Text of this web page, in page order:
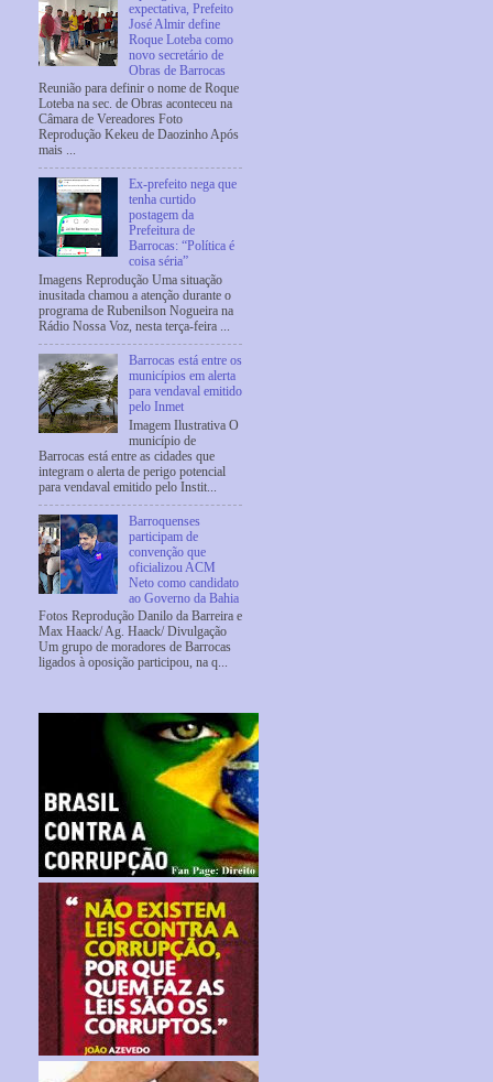
expectativa, Prefeito
José Almir define
Roque Loteba como
novo secretário de
Obras de Barrocas
Reunião para definir o nome de Roque
Loteba na sec. de Obras aconteceu na
Câmara de Vereadores Foto
Reprodução Kekeu de Daozinho Após
mais ...
Ex-prefeito nega que
tenha curtido
postagem da
Prefeitura de
Barrocas: “Política é
coisa séria”
Imagens Reprodução Uma situação
inusitada chamou a atenção durante o
programa de Rubenilson Nogueira na
Rádio Nossa Voz, nesta terça-feira ...
Barrocas está entre os
municípios em alerta
para vendaval emitido
pelo Inmet
Imagem Ilustrativa O
município de
Barrocas está entre as cidades que
integram o alerta de perigo potencial
para vendaval emitido pelo Instit...
Barroquenses
participam de
convenção que
oficializou ACM
Neto como candidato
ao Governo da Bahia
Fotos Reprodução Danilo da Barreira e
Max Haack/ Ag. Haack/ Divulgação
Um grupo de moradores de Barrocas
ligados à oposição participou, na q...